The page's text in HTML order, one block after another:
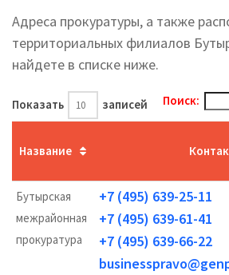
Адреса прокуратуры, а также
территориальных филиалов
найдете в списке ниже.
Показать записей Поиск:
Название
Бутырская
межрайонная
прокуратура
+7 (495) 639-25-11
+7 (495) 639-61-41
+7 (495) 639-66-22